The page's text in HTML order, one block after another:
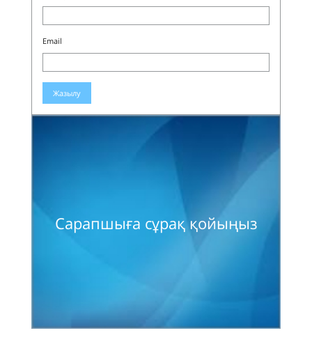
Email
Жазылу
Сарапшыға сұрақ қойыңыз